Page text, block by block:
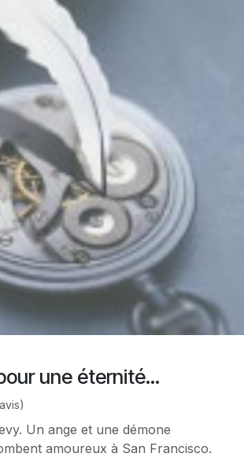
une éternité...
Un ange et une démone
amoureux à San Francisco.